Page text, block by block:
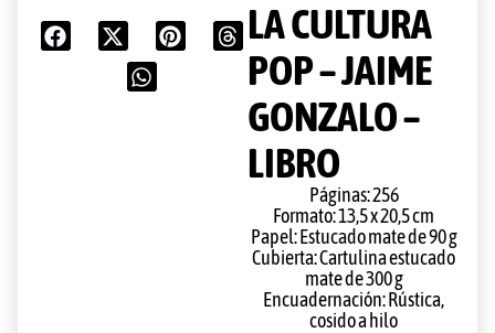
LA CULTURA
POP – JAIME
GONZALO –
LIBRO
Páginas:256
Formato:13,5 x 20,5 cm
Papel:Estucado mate de 90 g
Cubierta:Cartulina estucado
mate de 300 g
Encuadernación: Rústica,
cosido a hilo